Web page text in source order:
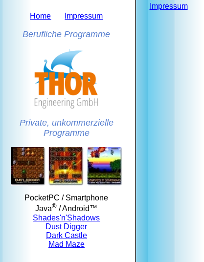
Home Impressum
Berufliche Programme
Private, unkommerzielle
Programme
PocketPC / Smartphone
Java® / Android™
Shades'n'Shadows
Dust Digger
Dark Castle
Mad Maze
Impressum